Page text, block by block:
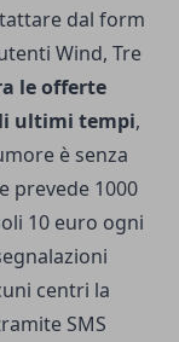
dal form
Wind, Tre
le offerte
ultimi tempi,
è senza
prevede 1000
10 euro ogni
centri la
SMS